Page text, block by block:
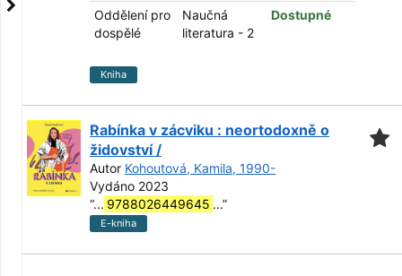
Oddělení pro
dospělé
Naučná
literatura - 2
Dostupné
Kniha
Rabínka v zácviku : neortodoxně o
židovství /
Autor Kohoutová, Kamila, 1990-
Vydáno 2023
“... 9788026449645 ...”
E-kniha